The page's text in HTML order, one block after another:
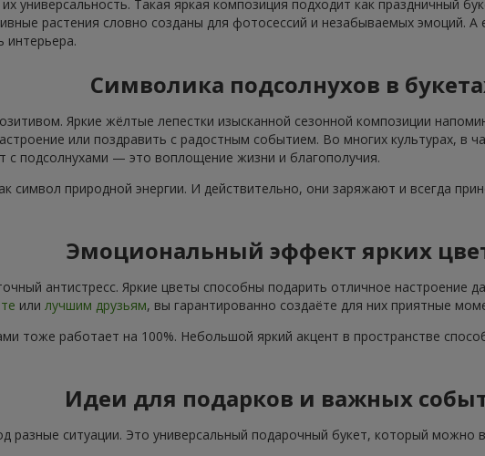
универсальность. Такая яркая композиция подходит как праздничный
растения словно созданы для фотосессий и незабываемых эмоций.
интерьера.
Символика подсолнухов в
Яркие жёлтые лепестки изысканной сезонной композиции
или поздравить с радостным событием. Во многих культурах, в
с подсолнухами — это воплощение жизни и благополучия.
символ природной энергии. И действительно, они заряжают и всегда
Эмоциональный эффект ярких
антистресс. Яркие цветы способны подарить отличное настроение
или лучшим друзьям, вы гарантированно создаёте для них приятные
тоже работает на 100%. Небольшой яркий акцент в пространстве
Идеи для подарков и важных
разные ситуации. Это универсальный подарочный букет, который можно